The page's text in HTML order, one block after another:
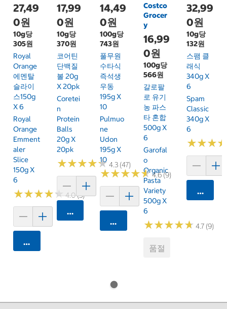
27,49
0원
10g당
305원
Royal
Orange
에멘탈
슬라이
스150g
X 6
Royal
Orange
Emment
Aler
Slice
150g X
6
★★★★★
★★★★★4.0 (3)
카트에 담기
17,99
0원
10g당
370원
코어틴
단백질
볼 20g
X 20pk
Coretei
N
Protein
Balls
20g X
20pk
★★★★★
★★★★★ 4.3 (47)
카트에 담기
14,49
0원
100g당
743원
풀무원
수타식
즉석생
우동
195g X
10
Pulmuo
Ne
Udon
195g X
10
★★★★★
★★★★★4.6 (9)
카트에 담기
Costco
Grocer
y
16,99
0원
100g당
566원
갈로팔
로 유기
농 파스
타 혼합
500g X
6
Garofal
O
Organic
Pasta
Variety
500g X
6
★★★★★
★★★★★ 4.7 (9)
품절
32,99
0원
10g당
132원
스팸 클
래식
340g X
6
Spam
Classic
340g X
6
★★★
★★★
카트에